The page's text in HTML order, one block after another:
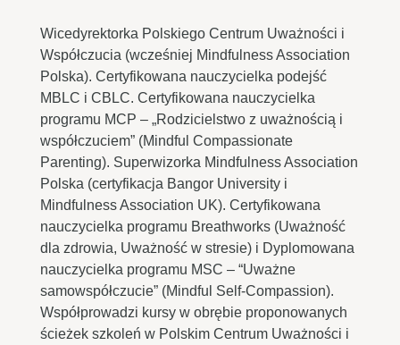
Wicedyrektorka Polskiego Centrum Uważności i
Współczucia (wcześniej Mindfulness Association
Polska). Certyfikowana nauczycielka podejść
MBLC i CBLC. Certyfikowana nauczycielka
programu MCP – „Rodzicielstwo z uważnością i
współczuciem” (Mindful Compassionate
Parenting). Superwizorka Mindfulness Association
Polska (certyfikacja Bangor University i
Mindfulness Association UK). Certyfikowana
nauczycielka programu Breathworks (Uważność
dla zdrowia, Uważność w stresie) i Dyplomowana
nauczycielka programu MSC – “Uważne
samowspółczucie” (Mindful Self-Compassion).
Współprowadzi kursy w obrębie proponowanych
ścieżek szkoleń w Polskim Centrum Uważności i